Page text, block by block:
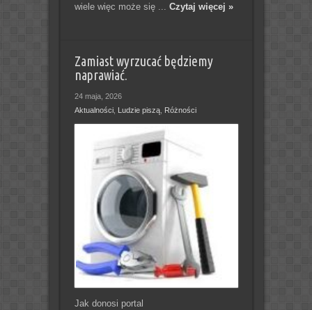
wiele więc może się ... Czytaj więcej »
Zamiast wyrzucać będziemy
naprawiać.
24 maja, 2026
Aktualności, Ludzie piszą, Różności
Jak donosi portal